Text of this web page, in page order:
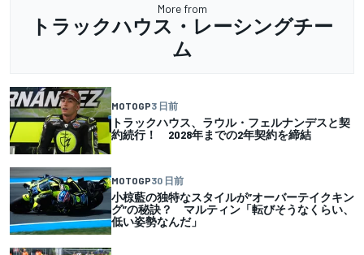
More from
トラックハウス・レーシングチー
ム
MOTOGP3 日前
トラックハウス、ラウル・フェルナンデスと契
約続行！ 2028年までの2年契約を締結
MOTOGP30 日前
小椋藍の独特なスタイルが”オーバーテイクキン
グ”の秘訣？ マルティン「転びそうなくらい、
低い姿勢なんだ」